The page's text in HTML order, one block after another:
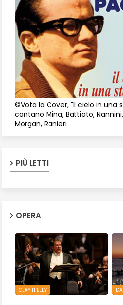
©Vota la Cover, "Il cielo in una
cantano Mina, Battiato,
Morgan, Ranieri
PIÙ LETTI
OPERA
CLAY HILLEY